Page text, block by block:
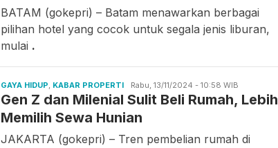
BATAM (gokepri) – Batam menawarkan berbagai
pilihan hotel yang cocok untuk segala jenis liburan,
mulai .
GAYA HIDUP, KABAR PROPERTI Candra
Gunawan
Rabu, 13/11/2024 - 10:58 WIB
Gen Z dan Milenial Sulit Beli Rumah, Lebih
Memilih Sewa Hunian
JAKARTA (gokepri) – Tren pembelian rumah di